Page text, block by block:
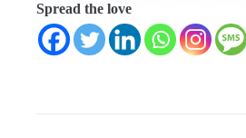
Spread the love